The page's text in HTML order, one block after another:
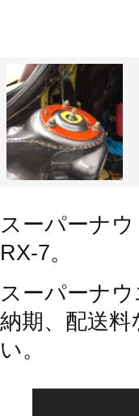
スーパーナ
RX-7。
スーパーナ
納期、配送
い。